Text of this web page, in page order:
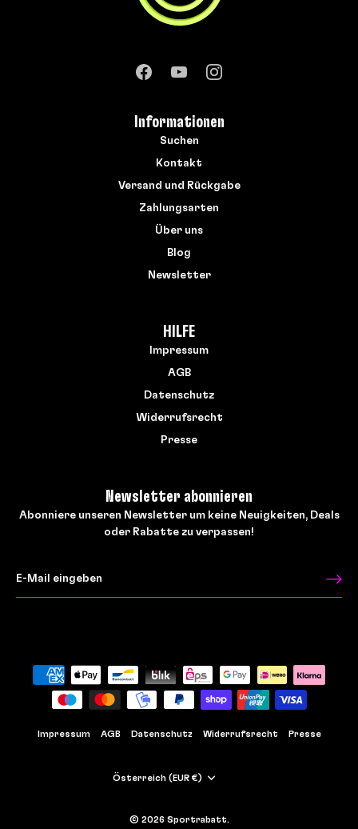
Informationen
Suchen
Kontakt
Versand und Rückgabe
Zahlungsarten
Über uns
Blog
Newsletter
HILFE
Impressum
AGB
Datenschutz
Widerrufsrecht
Presse
Newsletter abonnieren
Abonniere unseren Newsletter um keine Neuigkeiten, Deals
oder Rabatte zu verpassen!
Impressum AGB Datenschutz Widerrufsrecht Presse
Währung
Österreich (EUR €)
© 2026 Sportrabatt.